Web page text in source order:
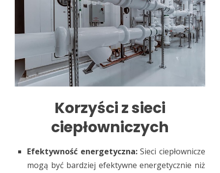
Korzyści z sieci
ciepłowniczych
Efektywność energetyczna:Sieci ciepłownicze
mogą być bardziej efektywne energetycznie niż